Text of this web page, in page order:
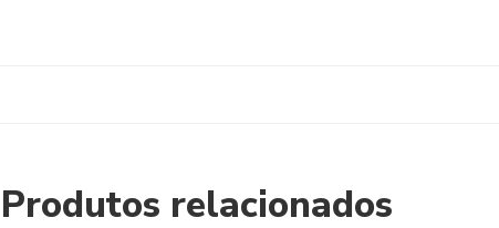
Produtos relacionados